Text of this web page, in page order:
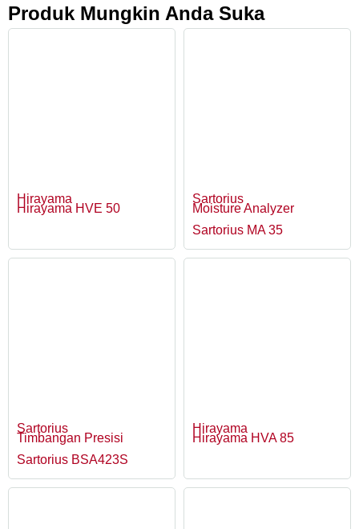
Produk Mungkin Anda Suka
Hirayama
Hirayama HVE 50
Sartorius
Moisture Analyzer
Sartorius MA 35
Sartorius
Timbangan Presisi
Sartorius BSA423S
Hirayama
Hirayama HVA 85